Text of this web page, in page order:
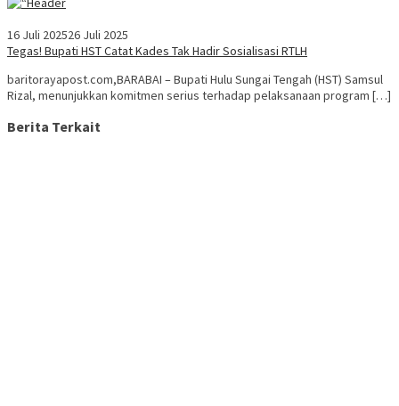
16 Juli 202526 Juli 2025
Tegas! Bupati HST Catat Kades Tak Hadir Sosialisasi RTLH
baritorayapost.com,BARABAI – Bupati Hulu Sungai Tengah (HST) Samsul
Rizal, menunjukkan komitmen serius terhadap pelaksanaan program […]
Berita Terkait